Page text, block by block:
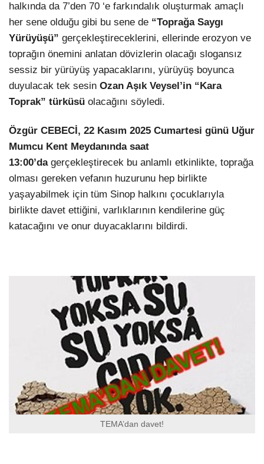
halkında da 7’den 70 ‘e farkındalık oluşturmak amaçlı
her sene olduğu gibi bu sene de “Toprağa Saygı
Yürüyüşü” gerçekleştireceklerini, ellerinde erozyon ve
toprağın önemini anlatan dövizlerin olacağı slogansız
sessiz bir yürüyüş yapacaklarını, yürüyüş boyunca
duyulacak tek sesin Ozan Aşık Veysel’in “Kara
Toprak” türküsü olacağını söyledi.
Özgür CEBECİ, 22 Kasım 2025 Cumartesi günü Uğur
Mumcu Kent Meydanında saat
13:00’dagerçekleştirecek bu anlamlı etkinlikte, toprağa
olması gereken vefanın huzurunu hep birlikte
yaşayabilmek için tüm Sinop halkını çocuklarıyla
birlikte davet ettiğini, varlıklarının kendilerine güç
katacağını ve onur duyacaklarını bildirdi.
TEMA’dan davet!